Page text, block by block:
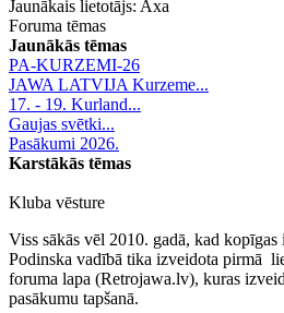
Jaunākais lietotājs: Axa
Foruma tēmas
Jaunākās tēmas
PA-KURZEMI-26
JAWA LATVIJA Kurzeme...
17. - 19. Kurland...
Gaujas svētki...
Pasākumi 2026.
Karstākās tēmas
Kluba vēsture
Viss sākās vēl 2010. gadā, kad
Podinska vadībā tika izveidota pirmā
foruma lapa (Retrojawa.lv), kuras
pasākumu tapšanā.